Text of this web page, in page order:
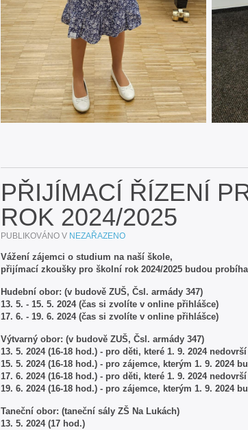
PŘIJÍMACÍ ŘÍZENÍ
ROK 2024/2025
PUBLIKOVÁNO V NEZAŘAZENO
Vážení zájemci o studium na naší škole,
přijímací zkoušky pro školní rok 2024/2025 budou
Hudební obor: (v budově ZUŠ, Čsl. armády 347)
13. 5. - 15. 5. 2024 (čas si zvolíte v online přihlášce)
17. 6. - 19. 6. 2024 (čas si zvolíte v online přihlášce)
Výtvarný obor: (v budově ZUŠ, Čsl. armády 347)
13. 5. 2024 (16-18 hod.) - pro děti, které 1. 9. 2024
15. 5. 2024 (16-18 hod.) - pro zájemce, kterým 1. 9. 2024
17. 6. 2024 (16-18 hod.) - pro děti, které 1. 9. 2024
19. 6. 2024 (16-18 hod.) - pro zájemce, kterým 1. 9. 2024
Taneční obor: (taneční sály ZŠ Na Lukách)
13. 5. 2024 (17 hod.)